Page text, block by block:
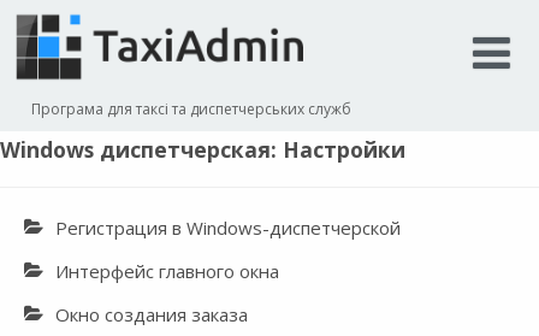
Програма для таксі та диспетчерських служб
Windows диспетчерская: Настройки
Регистрация в Windows-диспетчерской
Интерфейс главного окна
Окно создания заказа